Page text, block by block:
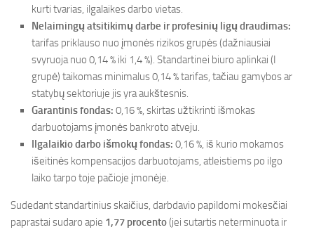
kurti tvarias, ilgalaikes darbo vietas.
Nelaimingų atsitikimų darbe ir profesinių ligų draudimas:
tarifas priklauso nuo įmonės rizikos grupės (dažniausiai
svyruoja nuo 0,14 % iki 1,4 %). Standartinei biuro aplinkai (I
grupė) taikomas minimalus 0,14 % tarifas, tačiau gamybos ar
statybų sektoriuje jis yra aukštesnis.
Garantinis fondas: 0,16 %, skirtas užtikrinti išmokas
darbuotojams įmonės bankroto atveju.
Ilgalaikio darbo išmokų fondas: 0,16 %, iš kurio mokamos
išeitinės kompensacijos darbuotojams, atleistiems po ilgo
laiko tarpo toje pačioje įmonėje.
Sudedant standartinius skaičius, darbdavio papildomi mokesčiai
paprastai sudaro apie 1,77 procento(jei sutartis neterminuota ir